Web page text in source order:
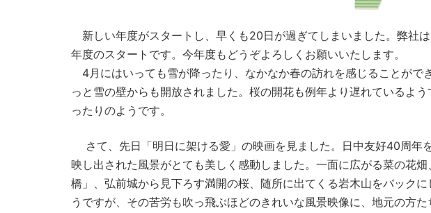
新しい年度がスタートし、早くも20日が過ぎてしまいました。弊社
年度のスタートです。今年度もどうぞよろしくお願いいたします。
4月にはいっても雪が降ったり、なかなか春の訪れを感じることがで
っと雪の壁からも開放されました。桜の開花も例年より遅れているよ
ったりのようです。
さて、先日「明日に架ける愛」の映画を見ました。日中友好40周年
映し出された風景がとても美しく感動しました。一面に広がる菜の花
橋」、弘前城から見下ろす満開の桜、随所に出てくる岩木山をバック
うですが、その苦労も吹っ飛ぶほどのきれいな風景映像に、地元の方